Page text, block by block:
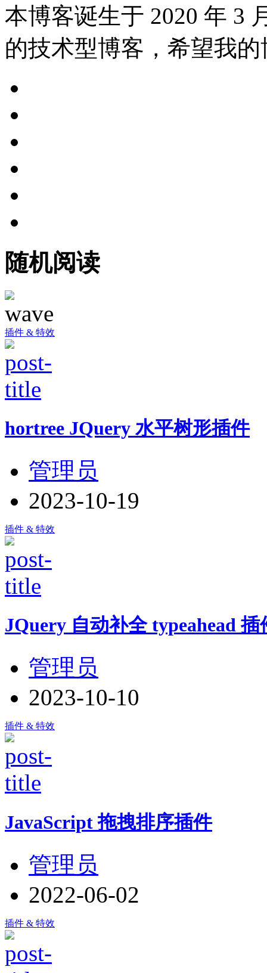
本博客诞生于 2020 年 3
的技术型博客，希望我
随机阅读
插件 & 特效
hortree JQuery 水平树形插件
管理员
2023-10-19
插件 & 特效
JQuery 自动补全 typeahead 插
管理员
2023-10-10
插件 & 特效
JavaScript 拖拽排序插件
管理员
2022-06-02
插件 & 特效